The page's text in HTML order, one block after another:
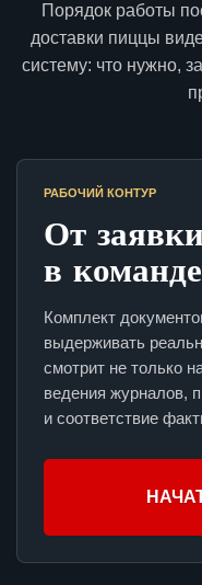
Порядок работы
доставки пиццы
систему: что нужно,
РАБОЧИЙ КОНТУР
От
в команде
Комплект
выдерживать
смотрит не только
ведения журналов,
и соответствие